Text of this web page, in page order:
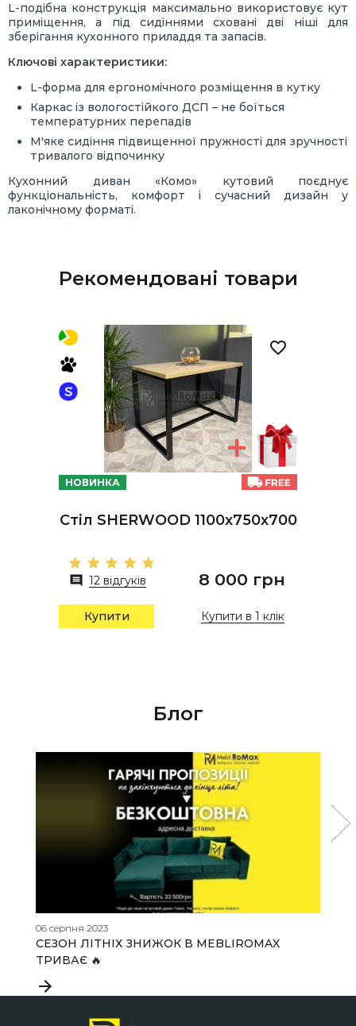
L-подібна конструкція максимально використовує кут
приміщення, а під сидіннями сховані дві ніші для
зберігання кухонного приладдя та запасів.
Ключові характеристики:
L-форма для ергономічного розміщення в кутку
Каркас із вологостійкого ДСП – не боїться
температурних перепадів
М'яке сидіння підвищенної пружності для зручності
тривалого відпочинку
Кухонний диван «Комо» кутовий поєднує
функціональність, комфорт і сучасний дизайн у
лаконічному форматі.
Рекомендовані товари
НОВИНКА
Стіл SHERWOOD 1100х750х700
12 відгуків 8 000 грн
Купити Купити в 1 клік
Блог
06 серпня 2023
СЕЗОН ЛІТНІХ ЗНИЖОК В MEBLIROMAX
ТРИВАЄ 🔥